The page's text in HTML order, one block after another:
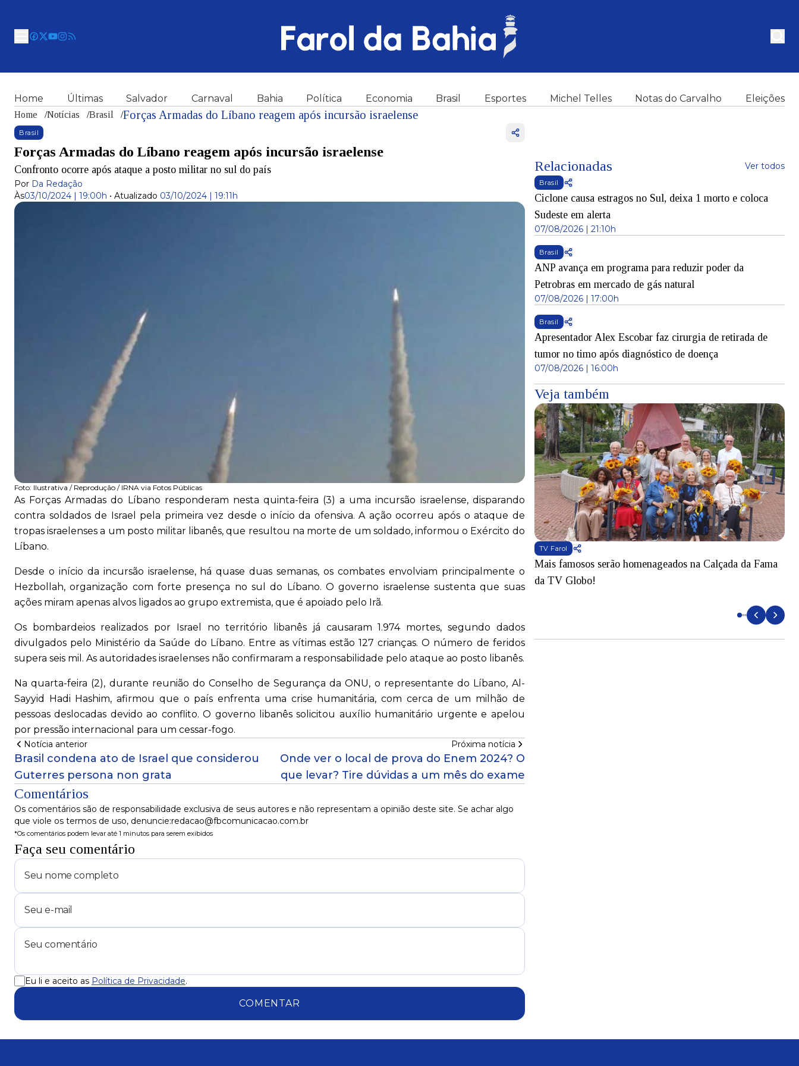
Home Últimas Salvador Carnaval Bahia Política Economia Brasil Esportes Michel Telles Notas do Carvalho Eleições
Home /Notícias /Brasil /Forças Armadas do Líbano reagem após incursão israelense
Brasil
Forças Armadas do Líbano reagem após incursão israelense
Confronto ocorre após ataque a posto militar no sul do país
Por Da Redação
Às03/10/2024 | 19:00h • Atualizado 03/10/2024 | 19:11h
Foto: Ilustrativa / Reprodução / IRNA via Fotos Públicas
As Forças Armadas do Líbano responderam nesta quinta-feira (3) a uma incursão israelense, disparando
contra soldados de Israel pela primeira vez desde o início da ofensiva. A ação ocorreu após o ataque de
tropas israelenses a um posto militar libanês, que resultou na morte de um soldado, informou o Exército do
Líbano.
Desde o início da incursão israelense, há quase duas semanas, os combates envolviam principalmente o
Hezbollah, organização com forte presença no sul do Líbano. O governo israelense sustenta que suas
ações miram apenas alvos ligados ao grupo extremista, que é apoiado pelo Irã.
Os bombardeios realizados por Israel no território libanês já causaram 1.974 mortes, segundo dados
divulgados pelo Ministério da Saúde do Líbano. Entre as vítimas estão 127 crianças. O número de feridos
supera seis mil. As autoridades israelenses não confirmaram a responsabilidade pelo ataque ao posto libanês.
Na quarta-feira (2), durante reunião do Conselho de Segurança da ONU, o representante do Líbano, Al-
Sayyid Hadi Hashim, afirmou que o país enfrenta uma crise humanitária, com cerca de um milhão de
pessoas deslocadas devido ao conflito. O governo libanês solicitou auxílio humanitário urgente e apelou
por pressão internacional para um cessar-fogo.
Notícia anterior
Brasil condena ato de Israel que considerou
Guterres persona non grata
Próxima notícia
Onde ver o local de prova do Enem 2024? O
que levar? Tire dúvidas a um mês do exame
Comentários
Os comentários são de responsabilidade exclusiva de seus autores e não representam a opinião deste site. Se achar algo
que viole os termos de uso, denuncie:redacao@fbcomunicacao.com.br
*Os comentários podem levar até 1 minutos para serem exibidos
Faça seu comentário
Eu li e aceito as Política de Privacidade.
COMENTAR
Relacionadas Ver todos
Brasil
Ciclone causa estragos no Sul, deixa 1 morto e coloca
Sudeste em alerta
07/08/2026 | 21:10h
Brasil
ANP avança em programa para reduzir poder da
Petrobras em mercado de gás natural
07/08/2026 | 17:00h
Brasil
Apresentador Alex Escobar faz cirurgia de retirada de
tumor no timo após diagnóstico de doença
07/08/2026 | 16:00h
Veja também
TV Farol
Mais famosos serão homenageados na Calçada da Fama
da TV Globo!